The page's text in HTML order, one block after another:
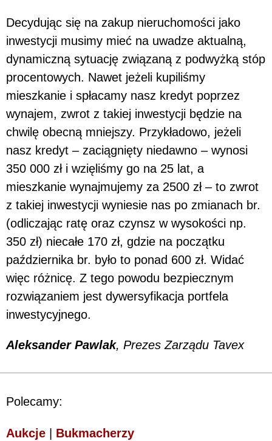
Decydując się na zakup nieruchomości jako
inwestycji musimy mieć na uwadze aktualną,
dynamiczną sytuację związaną z podwyżką stóp
procentowych. Nawet jeżeli kupiliśmy
mieszkanie i spłacamy nasz kredyt poprzez
wynajem, zwrot z takiej inwestycji będzie na
chwilę obecną mniejszy. Przykładowo, jeżeli
nasz kredyt – zaciągnięty niedawno – wynosi
350 000 zł i wzięliśmy go na 25 lat, a
mieszkanie wynajmujemy za 2500 zł – to zwrot
z takiej inwestycji wyniesie nas po zmianach br.
(odliczając ratę oraz czynsz w wysokości np.
350 zł) niecałe 170 zł, gdzie na początku
października br. było to ponad 600 zł. Widać
więc różnicę. Z tego powodu bezpiecznym
rozwiązaniem jest dywersyfikacja portfela
inwestycyjnego.
Aleksander Pawlak, Prezes Zarządu Tavex
Polecamy:
Aukcje Bukmacherzy